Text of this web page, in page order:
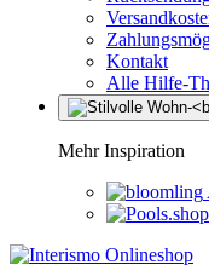
Kontakt
Alle Hilfe-
Mehr Inspiration